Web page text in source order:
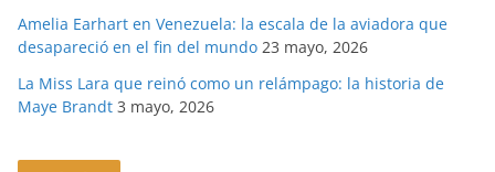
Amelia Earhart en Venezuela: la escala de la aviadora que
desapareció en el fin del mundo 23 mayo, 2026
La Miss Lara que reinó como un relámpago: la historia de
Maye Brandt 3 mayo, 2026